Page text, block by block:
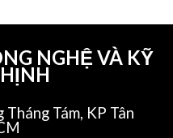
NGHỆ VÀ KỸ
Tám, KP Tân